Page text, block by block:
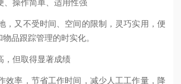
操作简单、适用性强
又不受时间、空间的限制，灵巧实用，便
品跟踪管理的时实化。
但取得显著成绩
率，节省工作时间，减少人工工作量，降